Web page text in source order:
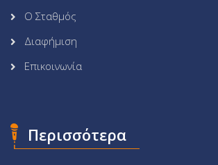
Ο Σταθμός
Διαφήμιση
Επικοινωνία
Περισσότερα